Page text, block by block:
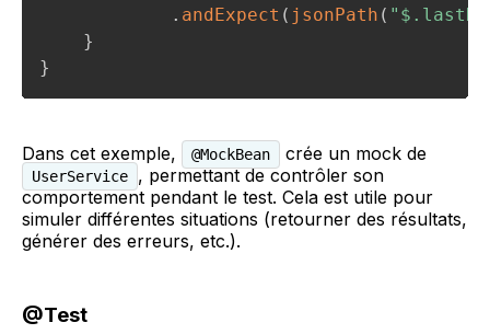
. andExpect ( jsonPath (
}
}
Dans cet exemple, @MockBean crée un mock de
UserService
, permettant de contrôler son
comportement pendant le test. Cela est utile pour
simuler différentes situations (retourner des résultats,
générer des erreurs, etc.).
@Test